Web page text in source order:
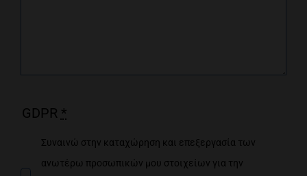
GDPR *
Συναινώ στην καταχώρηση και επεξεργασία των
ανωτέρω προσωπικών μου στοιχείων για την